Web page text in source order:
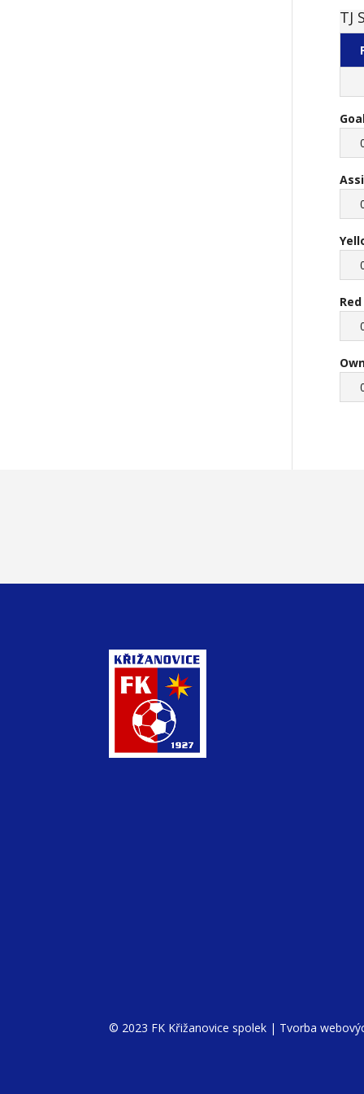
TJ
© 2023 FK Křižanovice spolek | Tvorba